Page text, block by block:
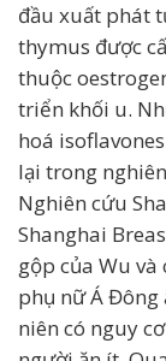
đầu xuất phát
thymus được
thuộc
triển khối u.
hoá
lại trong
Nghiên cứu
Shanghai
gộp của Wu và
phụ nữ Á
niên có nguy